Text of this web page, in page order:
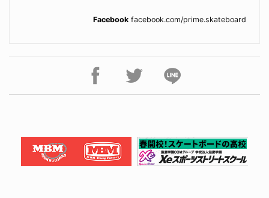
Facebook facebook.com/prime.skateboard